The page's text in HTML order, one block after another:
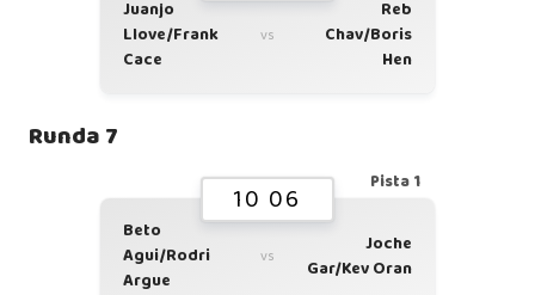
Juanjo
Llove/Frank
Cace
vs
Reb
Chav/Boris
Hen
Runda 7
Pista 1
10 06
Beto
Agui/Rodri
Argue
vs
Joche
Gar/Kev Oran